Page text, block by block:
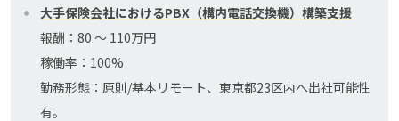
大手保険会社におけるPBX（構内電話交換機）構築支援
報酬：80 〜 110万円
稼働率：100%
勤務形態：原則/基本リモート、東京都23区内へ出社可能性
有。